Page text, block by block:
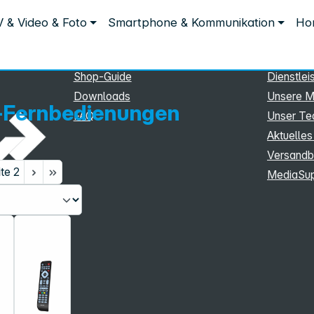
& Video & Foto Smartphone & Kommunikation
2
Shop-Guide
Downloads
FAQ
Unsere
Unser